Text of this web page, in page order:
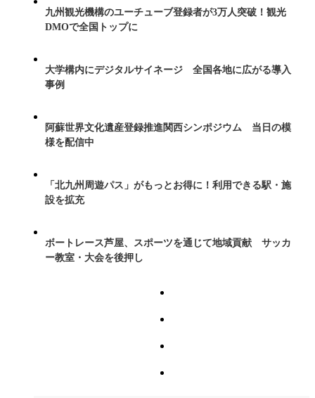
九州観光機構のユーチューブ登録者が3万人突破！観光
DMOで全国トップに
大学構内にデジタルサイネージ 全国各地に広がる導入
事例
阿蘇世界文化遺産登録推進関西シンポジウム 当日の模
様を配信中
「北九州周遊パス」がもっとお得に！利用できる駅・施
設を拡充
ボートレース芦屋、スポーツを通じて地域貢献 サッカ
ー教室・大会を後押し